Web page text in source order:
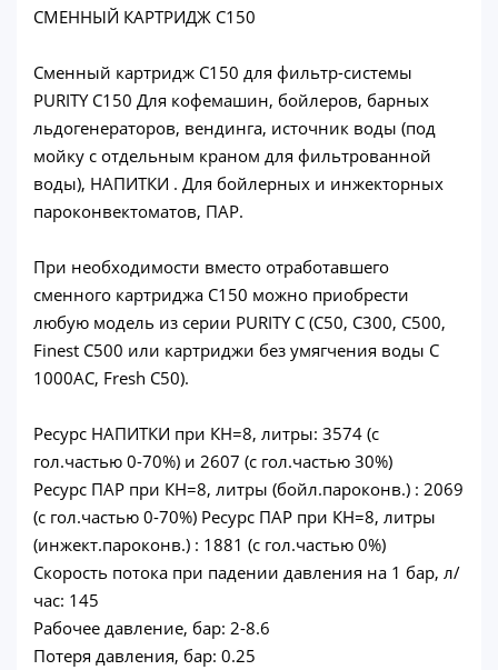
СМЕННЫЙ КАРТРИДЖ C150
Сменный картридж C150 для фильтр-системы
PURITY C150 Для кофемашин, бойлеров, барных
льдогенераторов, вендинга, источник воды (под
мойку с отдельным краном для фильтрованной
воды), НАПИТКИ . Для бойлерных и инжекторных
пароконвектоматов, ПАР.
При необходимости вместо отработавшего
сменного картриджа С150 можно приобрести
любую модель из серии PURITY C (С50, С300, С500,
Finest С500 или картриджи без умягчения воды С
1000АС, Fresh C50).
Ресурс НАПИТКИ при КН=8, литры: 3574 (с
гол.частью 0-70%) и 2607 (с гол.частью 30%)
Ресурс ПАР при КН=8, литры (бойл.пароконв.) : 2069
(с гол.частью 0-70%) Ресурс ПАР при КН=8, литры
(инжект.пароконв.) : 1881 (с гол.частью 0%)
Скорость потока при падении давления на 1 бар, л/
час: 145
Рабочее давление, бар: 2-8.6
Потеря давления, бар: 0.25